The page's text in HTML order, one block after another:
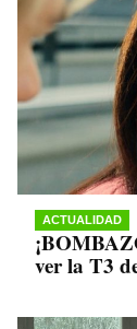
ACTUALIDAD
ver la T3